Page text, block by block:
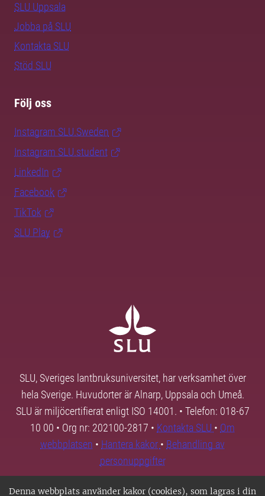
Denna webbplats använder kakor (cookies), som lagras i din
SLU Uppsala
Jobba på SLU
Kontakta SLU
Stöd SLU
Följ oss
Instagram SLU.Sweden
Instagram SLU.student
LinkedIn
Facebook
TikTok
SLU Play
SLU, Sveriges lantbruksuniversitet, har verksamhet över
hela Sverige. Huvudorter är Alnarp, Uppsala och Umeå.
SLU är miljöcertifierat enligt ISO 14001. • Telefon: 018-67
10 00 • Org nr: 202100-2817 • Kontakta SLU • Om
webbplatsen • Hantera kakor • Behandling av
personuppgifter